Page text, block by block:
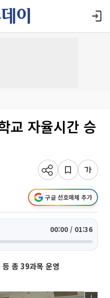
교 자율시간 승
구글 선호매체 추가
00:00 / 01:36
총 39과목 운영